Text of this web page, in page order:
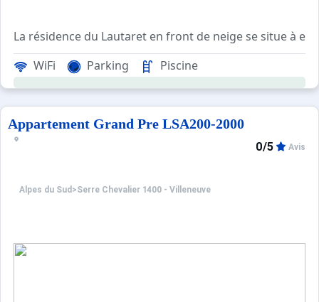
Ce studio de vacances pour 4 personnes comprend un
Très grand jardin d'environ 1000m2 en pied de
Les avantages de ce studio : Possibilité de rentrer
Casier à ski de la résidence mis à votre disposition.
Vue sur la station depuis le balcon exposé sud.
Animaux refusés.
WiFi Parking Piscine
Appartement Grand Pre LSA200-2000
Alpes du Sud >Serre Chevalier 1400 - Villeneuve
0/5 Avis